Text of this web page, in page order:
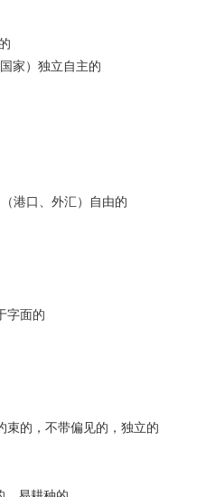
家）独立自主的
港口、外汇）自由的
字面的
束的，不带偏见的，独立的